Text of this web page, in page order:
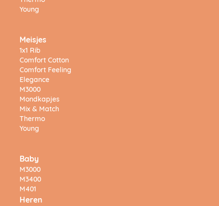
Young
Meisjes
1x1 Rib
Comfort Cotton
Comfort Feeling
Elegance
M3000
Mondkapjes
Mix & Match
Thermo
Young
Baby
M3000
M3400
M401
Heren